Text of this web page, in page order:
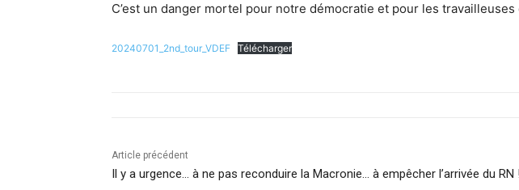
C’est un danger mortel pour notre démocratie et pour les
20240701_2nd_tour_VDEF Télécharger
Article précédent
Il y a urgence… à ne pas reconduire la Macronie… à empêcher l’arrivée du RN !